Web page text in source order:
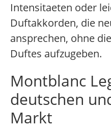
Intensitaeten oder
Duftakkorden, die
ansprechen, ohne
Duftes aufzugeben.
Montblanc
deutschen
Markt